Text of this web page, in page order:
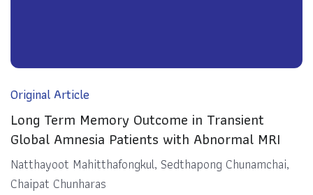
Original Article
Long Term Memory Outcome in Transient
Global Amnesia Patients with Abnormal MRI
Natthayoot Mahitthafongkul, Sedthapong Chunamchai,
Chaipat Chunharas